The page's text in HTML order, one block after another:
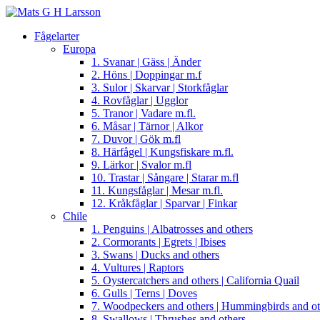
Fågelarter
Europa
1. Svanar | Gäss | Änder
2. Höns | Doppingar m.f
3. Sulor | Skarvar | Storkfåglar
4. Rovfåglar | Ugglor
5. Tranor | Vadare m.fl.
6. Måsar | Tärnor | Alkor
7. Duvor | Gök m.fl
8. Härfågel | Kungsfiskare m.fl.
9. Lärkor | Svalor m.fl
10. Trastar | Sångare | Starar m.fl
11. Kungsfåglar | Mesar m.fl.
12. Kråkfåglar | Sparvar | Finkar
Chile
1. Penguins | Albatrosses and others
2. Cormorants | Egrets | Ibises
3. Swans | Ducks and others
4. Vultures | Raptors
5. Oystercatchers and others | California Quail
6. Gulls | Terns | Doves
7. Woodpeckers and others | Hummingbirds and